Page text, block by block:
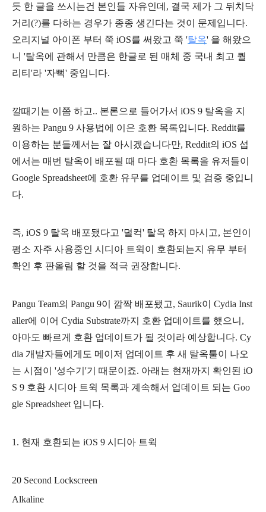
듯 한 글을 쓰시는건 본인들 자유인데, 결국 제가 그 뒤치닥
거리(?)를 다하는 경우가 종종 생긴다는 것이 문제입니다.
오리지널 아이폰 부터 쭉 iOS를 써왔고 쭉 '탈옥' 을 해왔으
니 '탈옥에 관해서 만큼은 한글로 된 매체 중 국내 최고 퀄
리티'라 '자뻑' 중입니다.
깔때기는 이쯤 하고.. 본론으로 들어가서 iOS 9 탈옥을 지
원하는 Pangu 9 사용법에 이은 호환 목록입니다. Reddit를
이용하는 분들께서는 잘 아시겠습니다만, Reddit의 iOS 섭
에서는 매번 탈옥이 배포될 때 마다 호환 목록을 유저들이
Google Spreadsheet에 호환 유무를 업데이트 및 검증 중입니
다.
즉, iOS 9 탈옥 배포됐다고 '덜컥' 탈옥 하지 마시고, 본인이
평소 자주 사용중인 시디아 트윅이 호환되는지 유무 부터
확인 후 판올림 할 것을 적극 권장합니다.
Pangu Team의 Pangu 9이 깜짝 배포됐고, Saurik이 Cydia Inst
aller에 이어 Cydia Substrate까지 호환 업데이트를 했으니,
아마도 빠르게 호환 업데이트가 될 것이라 예상합니다. Cy
dia 개발자들에게도 메이저 업데이트 후 새 탈옥툴이 나오
는 시점이 '성수기'기 때문이죠. 아래는 현재까지 확인된 iO
S 9 호환 시디아 트윅 목록과 계속해서 업데이트 되는 Goo
gle Spreadsheet 입니다.
1. 현재 호환되는 iOS 9 시디아 트윅
20 Second Lockscreen
Alkaline